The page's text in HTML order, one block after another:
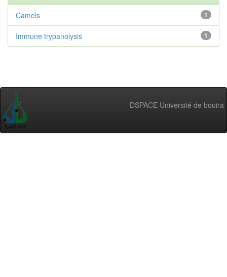
1
Camels
1
Immune trypanolysis
DSPACE Université de bouira